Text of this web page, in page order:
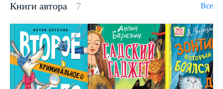
Книги автора 7 Все